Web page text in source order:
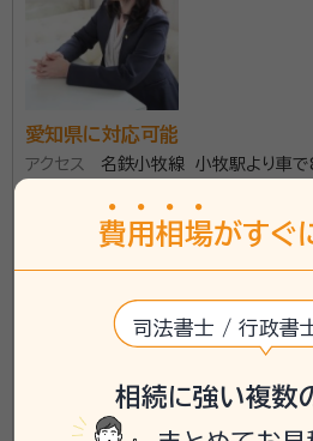
愛知県に対応可能
アクセス
名鉄小牧線 小牧駅より車
号
\「いい相続」にてご相
Web相談も受
費用 相場がすぐ
司法書士 / 行政書
相続に強い複数